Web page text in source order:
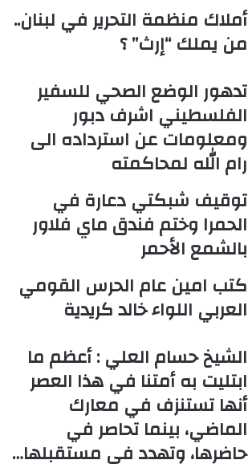
أملاك منظمة التحرير في لبنان..
من يملك “إرث” ؟
تدهور الوضع الصحي للسفير
الفلسطيني اشرف دبور
ومعلومات عن استرداده الى
رام الله لمحاكمته
توقيف شبكتي دعارة في
الحمرا وختم فندق ماي فلاور
بالشمع الأحمر
كتب امين عام الحرس القومي
العربي اللواء خالد كريدية
الشيخ حسام العلي : أعظم ما
ابتليت به أمتنا في هذا العصر
أنها تستنزف في معارك
الماضي، بينما تحاصر في
حاضرها، وتهدد في مستقبلها…